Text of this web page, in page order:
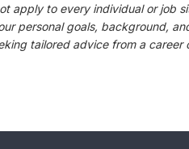
apply to every individual or job
personal goals, background,
tailored advice from a career